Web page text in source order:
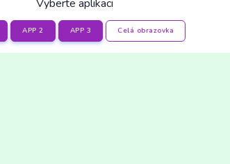
Vyberte aplikaci
APP 2 APP 3 Celá obrazovka